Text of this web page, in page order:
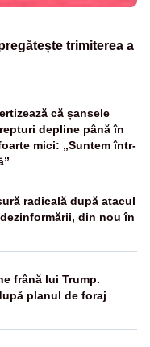
trimiterea a
că șansele
depline până în
mici: „Suntem într-
radicală după atacul
din nou în
frână lui Trump.
planul de foraj